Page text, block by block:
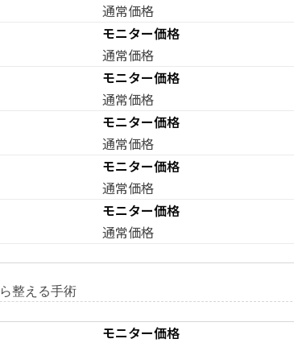
通常価格
モニター価格
通常価格
モニター価格
通常価格
モニター価格
通常価格
モニター価格
通常価格
モニター価格
通常価格
整える手術
モニター価格